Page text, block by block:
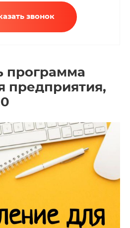
звонок
программа
предприятия,